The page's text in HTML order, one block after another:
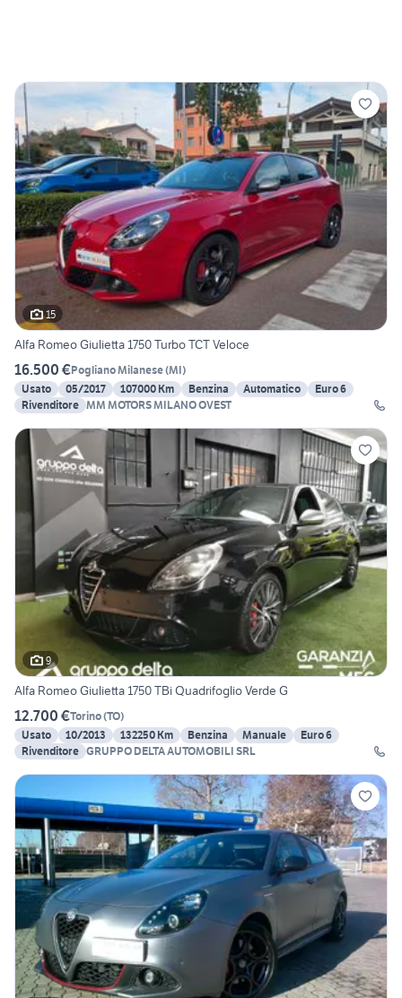
15
Alfa Romeo Giulietta 1750 Turbo TCT Veloce
16.500 €Pogliano Milanese(MI)
Usato
05/2017 107000 Km Benzina Automatico
Euro 6
Rivenditore MM MOTORS MILANO OVEST
9
Alfa Romeo Giulietta 1750 TBi Quadrifoglio Verde G
12.700 €Torino(TO)
Usato
10/2013 132250 Km Benzina Manuale
Euro 6
Rivenditore
GRUPPO DELTA AUTOMOBILI SRL